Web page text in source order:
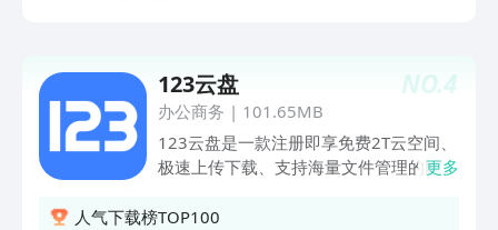
活带来更多便利。
NO.4
123云盘
办公商务 | 101.65MB
123云盘是一款注册即享免费2T云空间、
极速上传下载、支持海量文件管理的网盘
云盘上传下载不限速，誓将免费极速进行
更多
人气下载榜TOP100